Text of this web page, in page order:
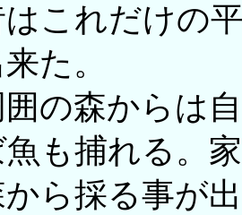
これだけの
た。
囲の森からは
魚も捕れる。
から採る事が